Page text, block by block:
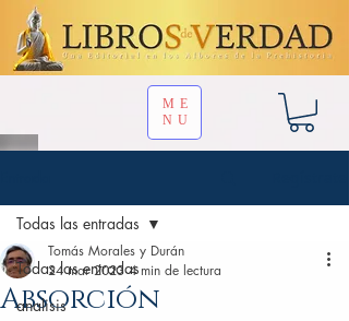
ME
NU
Todas las entradas
analisis
Todas las entradas
Absorción
Tomás Morales y Durán
24 mar 2023 4 min de lectura